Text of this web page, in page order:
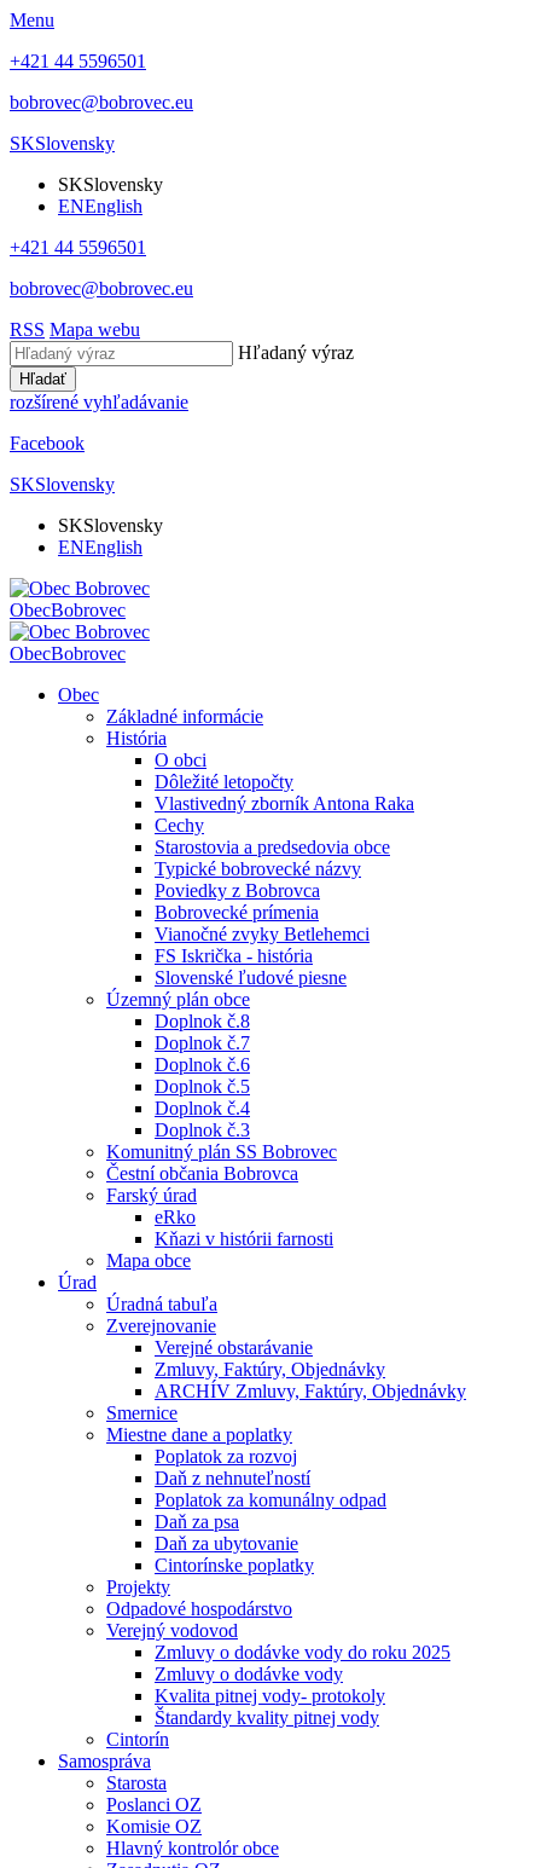
Menu
+421 44 5596501
bobrovec@bobrovec.eu
SKSlovensky
SKSlovensky
ENEnglish
+421 44 5596501
bobrovec@bobrovec.eu
RSS Mapa webu
Hľadaný výraz
Hľadať
rozšírené vyhľadávanie
Facebook
SKSlovensky
SKSlovensky
ENEnglish
ObecBobrovec
ObecBobrovec
Obec
Základné informácie
História
O obci
Dôležité letopočty
Vlastivedný zborník Antona Raka
Cechy
Starostovia a predsedovia obce
Typické bobrovecké názvy
Poviedky z Bobrovca
Bobrovecké prímenia
Vianočné zvyky Betlehemci
FS Iskrička - história
Slovenské ľudové piesne
Územný plán obce
Doplnok č.8
Doplnok č.7
Doplnok č.6
Doplnok č.5
Doplnok č.4
Doplnok č.3
Komunitný plán SS Bobrovec
Čestní občania Bobrovca
Farský úrad
eRko
Kňazi v histórii farnosti
Mapa obce
Úrad
Úradná tabuľa
Zverejnovanie
Verejné obstarávanie
Zmluvy, Faktúry, Objednávky
ARCHÍV Zmluvy, Faktúry, Objednávky
Smernice
Miestne dane a poplatky
Poplatok za rozvoj
Daň z nehnuteľností
Poplatok za komunálny odpad
Daň za psa
Daň za ubytovanie
Cintorínske poplatky
Projekty
Odpadové hospodárstvo
Verejný vodovod
Zmluvy o dodávke vody do roku 2025
Zmluvy o dodávke vody
Kvalita pitnej vody- protokoly
Štandardy kvality pitnej vody
Cintorín
Samospráva
Starosta
Poslanci OZ
Komisie OZ
Hlavný kontrolór obce